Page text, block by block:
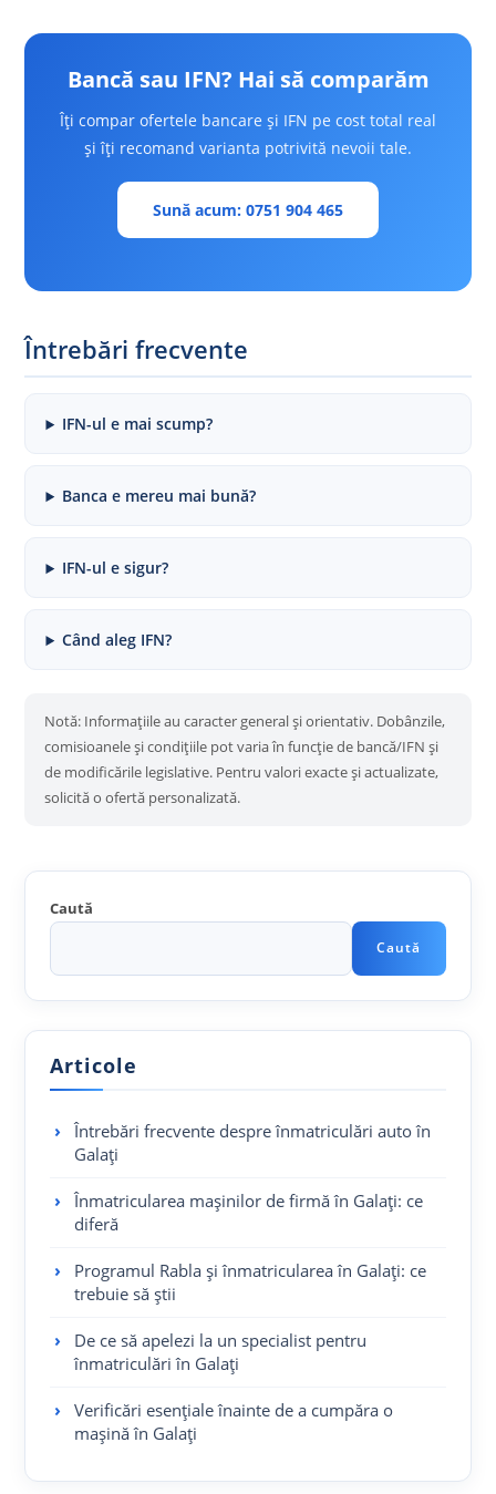
Bancă sau IFN? Hai să comparăm
Îți compar ofertele bancare și IFN pe cost total real
și îți recomand varianta potrivită nevoii tale.
Sună acum: 0751 904 465
Întrebări frecvente
IFN-ul e mai scump?
Banca e mereu mai bună?
IFN-ul e sigur?
Când aleg IFN?
Notă: Informațiile au caracter general și orientativ. Dobânzile,
comisioanele și condițiile pot varia în funcție de bancă/IFN și
de modificările legislative. Pentru valori exacte și actualizate,
solicită o ofertă personalizată.
Caută
Caută
Articole
Întrebări frecvente despre înmatriculări auto în
Galați
Înmatricularea mașinilor de firmă în Galați: ce
diferă
Programul Rabla și înmatricularea în Galați: ce
trebuie să știi
De ce să apelezi la un specialist pentru
înmatriculări în Galați
Verificări esențiale înainte de a cumpăra o
mașină în Galați